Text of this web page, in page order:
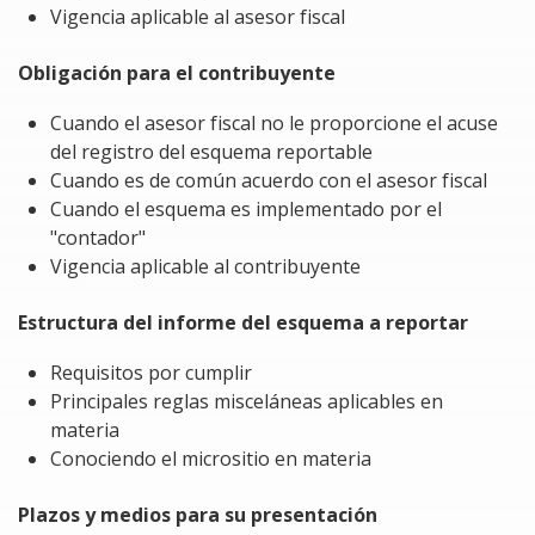
obligaciones y se evitará:
Principalmente, el pago de la multa que afectaría la
economía del contribuyente.
Los requerimientos del SAT por el incumplimiento
de dicha obligación.
Caer en supuestos de evasión o simulación fiscal.
El pago de multas al asesor por no reportar
correctamente los esquemas.
Vigencia aplicable al asesor fiscal
Obligación para el contribuyente
Cuando el asesor fiscal no le proporcione el acuse
del registro del esquema reportable
Cuando es de común acuerdo con el asesor fiscal
Cuando el esquema es implementado por el
"contador"
Vigencia aplicable al contribuyente
Estructura del informe del esquema a reportar
Requisitos por cumplir
Principales reglas misceláneas aplicables en
materia
Conociendo el micrositio en materia
Plazos y medios para su presentación